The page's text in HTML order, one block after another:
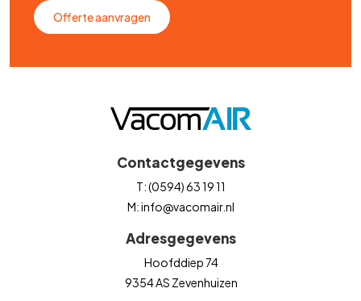
Offerte aanvragen
Contactgegevens
T: (0594) 63 19 11
M: info@vacomair.nl
Adresgegevens
Hoofddiep 74
9354 AS Zevenhuizen